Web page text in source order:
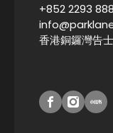
+852 2293
香港銅鑼灣告